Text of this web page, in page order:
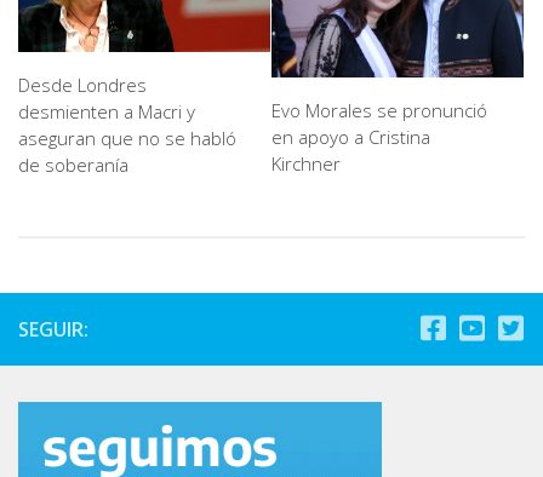
Desde Londres
desmienten a Macri y
aseguran que no se habló
de soberanía
Evo Morales se pronunció
en apoyo a Cristina
Kirchner
SEGUIR: